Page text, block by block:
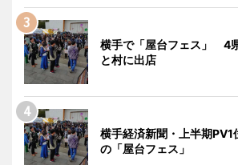
横手で「屋台フェス」 4
と村に出店
横手経済新聞・上半期PV1
の「屋台フェス」